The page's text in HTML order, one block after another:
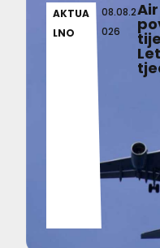
AKTUA
LNO
08.08.2
026